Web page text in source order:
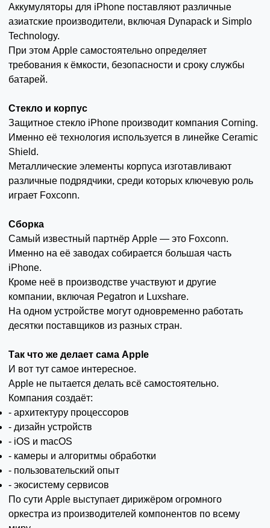
Аккумуляторы для iPhone поставляют различные
азиатские производители, включая Dynapack и Simplo
Technology.
При этом Apple самостоятельно определяет
требования к ёмкости, безопасности и сроку службы
батарей.
Стекло и корпус
Защитное стекло iPhone производит компания Corning.
Именно её технология используется в линейке Ceramic
Shield.
Металлические элементы корпуса изготавливают
различные подрядчики, среди которых ключевую роль
играет Foxconn.
Сборка
Самый известный партнёр Apple — это Foxconn.
Именно на её заводах собирается большая часть
iPhone.
Кроме неё в производстве участвуют и другие
компании, включая Pegatron и Luxshare.
На одном устройстве могут одновременно работать
десятки поставщиков из разных стран.
Так что же делает сама Apple
И вот тут самое интересное.
Apple не пытается делать всё самостоятельно.
Компания создаёт:
- архитектуру процессоров
- дизайн устройств
- iOS и macOS
- камеры и алгоритмы обработки
- пользовательский опыт
- экосистему сервисов
По сути Apple выступает дирижёром огромного
оркестра из производителей компонентов по всему